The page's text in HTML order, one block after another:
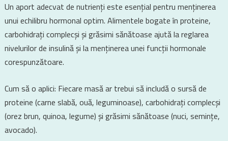
Un aport adecvat de nutrienți este esențial pentru menținerea
unui echilibru hormonal optim. Alimentele bogate în proteine,
carbohidrați complecși și grăsimi sănătoase ajută la reglarea
nivelurilor de insulină și la menținerea unei funcții hormonale
corespunzătoare.
Cum să o aplici: Fiecare masă ar trebui să includă o sursă de
proteine (carne slabă, ouă, leguminoase), carbohidrați complecși
(orez brun, quinoa, legume) și grăsimi sănătoase (nuci, semințe,
avocado).